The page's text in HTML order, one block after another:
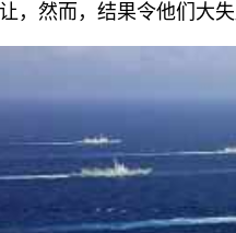
，然而，结果令他们大